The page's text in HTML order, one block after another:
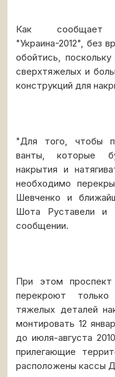
Как сообщает
"Украина-2012", без
обойтись,
сверхтяжелых и
конструкций для
"Для того, чтобы
ванты, которые
накрытия и
необходимо
Шевченко и
Шота Руставели и
сообщении.
При этом
перекроют
тяжелых деталей
монтировать 12
до июля-августа
прилегающие
расположены кассы